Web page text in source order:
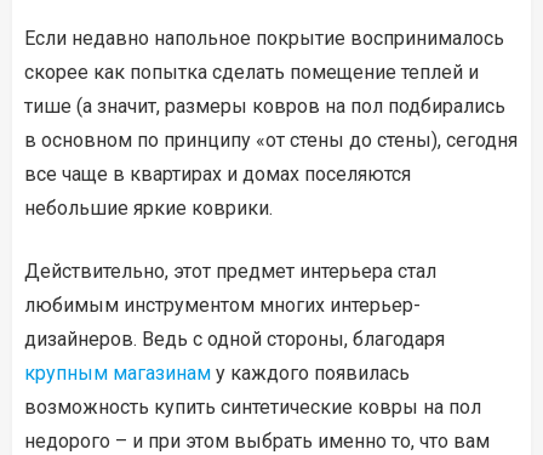
Если недавно напольное покрытие воспринималось
скорее как попытка сделать помещение теплей и
тише (а значит, размеры ковров на пол подбирались
в основном по принципу «от стены до стены), сегодня
все чаще в квартирах и домах поселяются
небольшие яркие коврики.
Действительно, этот предмет интерьера стал
любимым инструментом многих интерьер-
дизайнеров. Ведь с одной стороны, благодаря
крупным магазинам у каждого появилась
возможность купить синтетические ковры на пол
недорого – и при этом выбрать именно то, что вам